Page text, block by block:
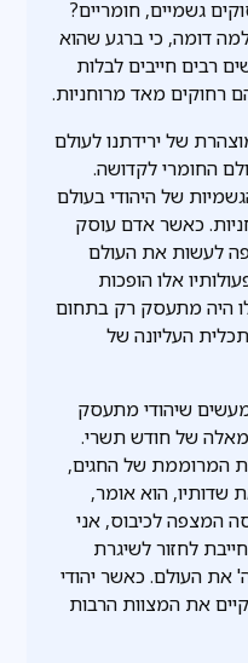
גשמיים, חומריים?
דומה, כי ברגע שהוא
רבים חייבים לבלות
רחוקים מאד מרוחניות.
של ירידתנו לעולם
החומרי לקדושה.
של היהודי בעולם
כאשר אדם עוסק
לעשות את העולם
אלו הופכות
היה מתעסק רק בתחום
העליונה של
שיהודי מתעסק
מאלה של חודש תשרי.
המרוממת של החגים,
שדותיו, הוא אומר,
המצפה לכיבוס, אני
לחזור לשיגרת
את העולם. כאשר יהודי
את המצוות הרבות